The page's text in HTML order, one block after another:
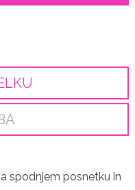
spodnjem posnetku in